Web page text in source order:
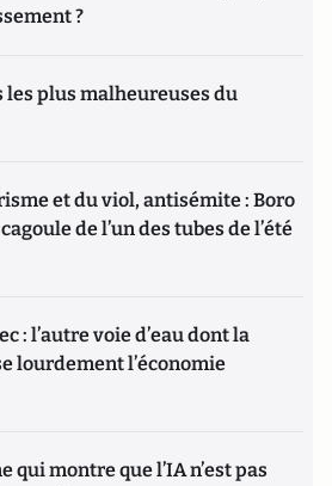
?
les plus malheureuses du
et du viol, antisémite : Boro
de l’un des tubes de l’été
: l’autre voie d’eau dont la
lourdement l’économie
qui montre que l’IA n’est pas